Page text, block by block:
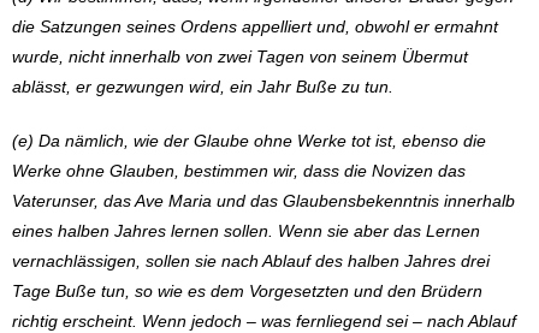
die Satzungen seines Ordens appelliert und, obwohl er ermahnt
wurde, nicht innerhalb von zwei Tagen von seinem Übermut
ablässt, er gezwungen wird, ein Jahr Buße zu tun.
(e) Da nämlich, wie der Glaube ohne Werke tot ist, ebenso die
Werke ohne Glauben, bestimmen wir, dass die Novizen das
Vaterunser, das Ave Maria und das Glaubensbekenntnis innerhalb
eines halben Jahres lernen sollen. Wenn sie aber das Lernen
vernachlässigen, sollen sie nach Ablauf des halben Jahres drei
Tage Buße tun, so wie es dem Vorgesetzten und den Brüdern
richtig erscheint. Wenn jedoch – was fernliegend sei – nach Ablauf